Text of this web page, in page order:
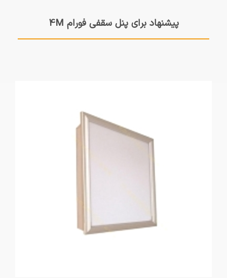
پیشنهاد برای پنل سقفی فورام 4M